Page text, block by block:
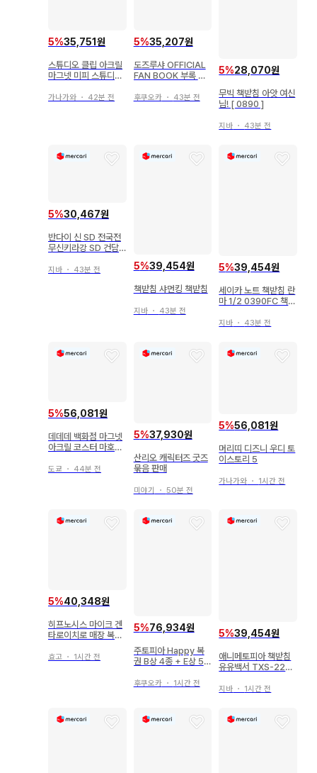
5%35,751원
스튜디오 클립 아크릴
마그넷 미피 스튜디오
가나가와 ・ 42분 전
5%35,207원
도즈루샤 OFFICIAL
FAN BOOK 부록 파
스탠드
후쿠오카・ 43분 전
5%28,070원
무빅 책받침 아앗 여신
님! [ 0890 ]
지바 ・ 43분 전
5%30,467원
반다이 신 SD 전국전
무신키라강 SD 건담
지 ( B ) 1995
지바 ・ 43분 전 5%39,454원
책받침 샤먼킹 책받침
지바・ 43분 전
5%39,454원
세이카 노트 책받침 란
마 1/2 0390FC 책받
지바 ・ 43분 전
5%56,081원
데데데 백화점 마그넷
아크릴 코스터 마호로
도쿄 ・ 44분 전
5%37,930원
산리오 캐릭터즈 굿즈
묶음 판매
미야기 ・ 50분 전
5%56,081원
머리띠 디즈니 우디 토
이스토리 5
가나가와 ・ 1시간 전
5%40,348원
히프노시스 마이크 겐
타로이치로 매장 복권
권 이름 반지
효고 ・ 1시간 전
5%76,934원
주토피아 Happy 복
권 B상 4종 + E상 5종
후쿠오카・ 1시간 전
5%39,454원
애니메토피아 책받침
유유백서 TXS-223B
지바 ・ 1시간 전